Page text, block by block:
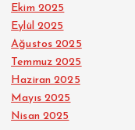
Ekim 2025
Eylül 2025
Ağustos 2025
Temmuz 2025
Haziran 2025
Mayıs 2025
Nisan 2025